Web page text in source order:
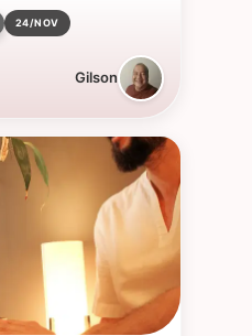
24/NOV
Gilson